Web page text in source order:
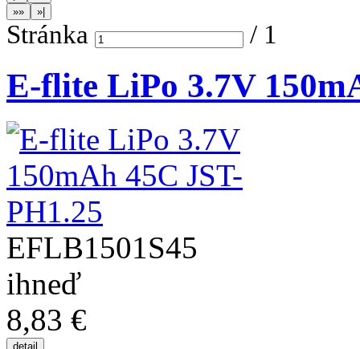
Stránka / 1
E-flite LiPo 3.7V
EFLB1501S45
ihneď
8,83 €